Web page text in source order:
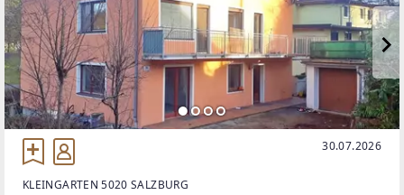
30.07.2026
KLEINGARTEN 5020 SALZBURG